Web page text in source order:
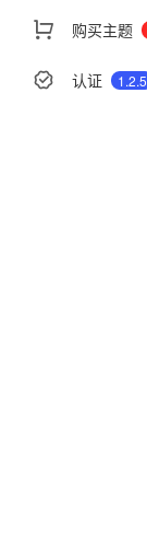
购买主题
认证 1.2.5